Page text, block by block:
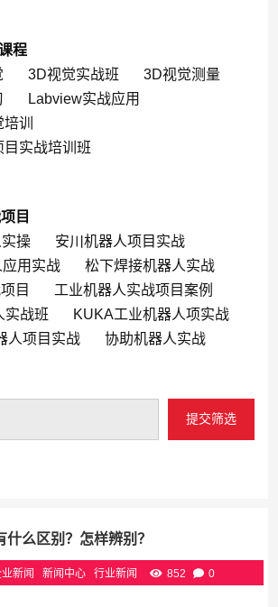
程
3D视觉实战班
3D视觉测量
Labview实战应用
训
实战培训班
目
操
安川机器人项目实战
用实战
松下焊接机器人实战
目
工业机器人实战项目案例
实战班
KUKA工业机器人项实战
人项目实战
协助机器人实战
提交筛选
么区别？怎样辨别？
新闻 新闻中心 行业新闻 852 0